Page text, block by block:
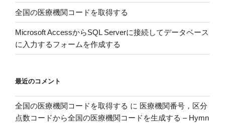
全国の医療機関コードを取得する
Microsoft AccessからSQL Serverに接続してデータベース
に入力するフォームを作成する
最近のコメント
全国の医療機関コードを取得する に 医療機関番号，区分
点数コードから全国の医療機関コードを生成する – Hymn